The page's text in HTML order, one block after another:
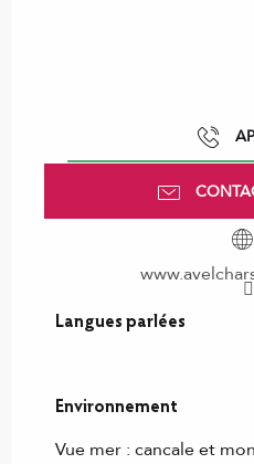
Langues parlées
Langues parlées
Environnement
Environnement
Vue mer : cancale et